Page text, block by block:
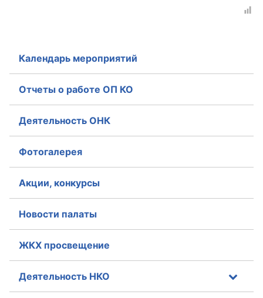
Документы ОП КО
Регламент ОП КО
Кодекс этики ОП КО
Положения
Соглашения
Рекомендации
Порядок работы ЦОН
УСТАВ ГКУ “АППАРАТ ОП КО”
Календарь мероприятий
Отчеты о работе ОП КО
Деятельность ОНК
Фотогалерея
Акции, конкурсы
Новости палаты
ЖКХ просвещение
Деятельность НКО